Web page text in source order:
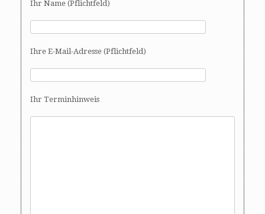
Ihr Name (Pflichtfeld)
Ihre E-Mail-Adresse (Pflichtfeld)
Ihr Terminhinweis